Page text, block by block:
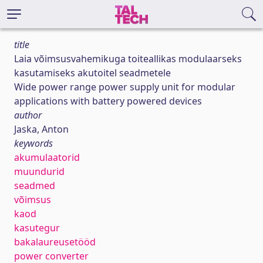
title
Laia võimsusvahemikuga toiteallikas modulaarseks
kasutamiseks akutoitel seadmetele
Wide power range power supply unit for modular
applications with battery powered devices
author
Jaska, Anton
keywords
akumulaatorid
muundurid
seadmed
võimsus
kaod
kasutegur
bakalaureusetööd
power converter